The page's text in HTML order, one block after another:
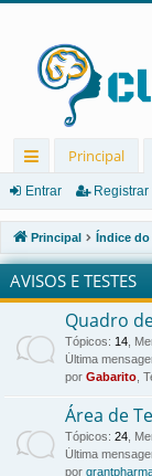
in
ks
rá
pi
os
Principal
Entrar Registrar
Principal Índice
AVISOS E TESTES
Quadro
Tópicos: 14,
Última
por Gabarito,
Área de
Tópicos: 24,
Última
por